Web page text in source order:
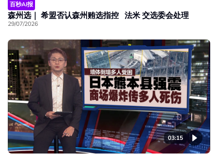
百秒AI报
森州选｜ 希盟否认森州贿选指控 法米 交选委会处理
29/07/2026
03:15